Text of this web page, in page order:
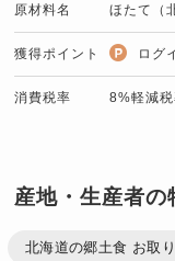
原材料名 ほたて（
獲得ポイント ログ
消費税率 8%軽減
産地・生産者の
北海道の郷土食 お取